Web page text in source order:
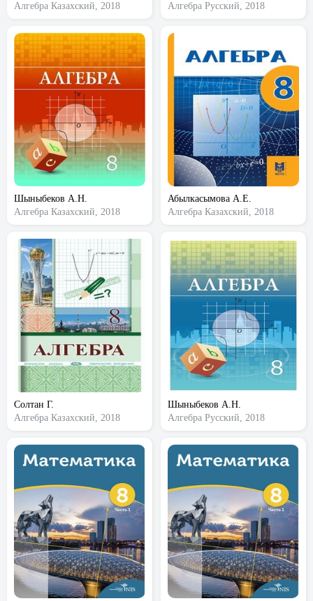
Алгебра Казахский, 2018
Алгебра Русский, 2018
Шыныбеков А.Н.
Алгебра Казахский, 2018
Абылкасымова А.Е.
Алгебра Казахский, 2018
Солтан Г.
Алгебра Казахский, 2018
Шыныбеков А.Н.
Алгебра Русский, 2018